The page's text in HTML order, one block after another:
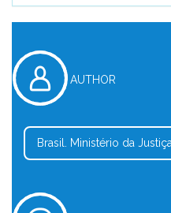
AUTHOR
Brasil. Ministério da Justiça